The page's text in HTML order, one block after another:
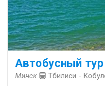
Автобусный
Минск Тбилиси -